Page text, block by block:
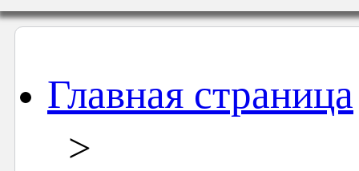
Главная страница
>